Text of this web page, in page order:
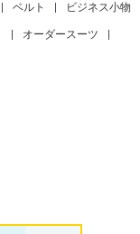
ベルト ビジネス小物
オーダースーツ